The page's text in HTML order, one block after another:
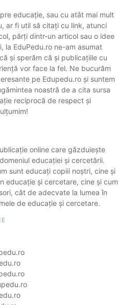
educație, sau cu atât mai mult
ar fi util să citați cu link, atunci
părți dintr-un articol sau o idee
la EduPedu.ro ne-am asumat
și sperăm că și publicațiile cu
vor face la fel. Ne bucurăm
pe Edupedu.ro și suntem
noastră de a cita sursa
reciprocă de respect și
online care găzduiește
educației și cercetării.
sunt educați copiii noștri, cine și
educație și cercetare, cine și cum
cât de adecvate la lumea în
de educație și cercetare.